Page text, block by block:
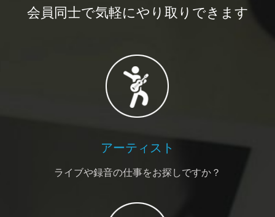
会員同士で気軽にやり取りできます
アーティスト
ライブや録音の仕事をお探しですか？